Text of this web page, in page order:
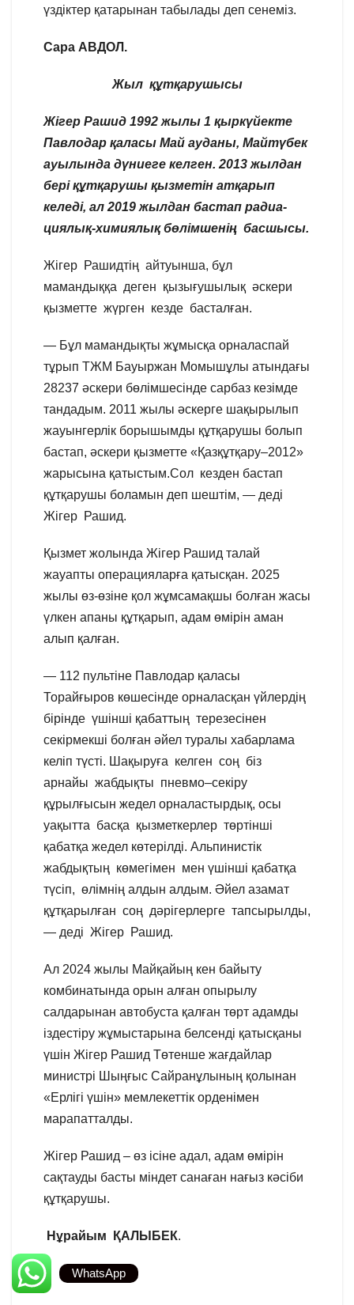
үздіктер қатарынан табылады деп сенеміз.
Сара АВДОЛ.
Жыл құтқарушысы
Жігер Рашид 1992 жылы 1 қыркүйекте
Павлодар қаласы Май ауданы, Майтүбек
ауылында дүниеге келген. 2013 жылдан
бері құтқарушы қызметін атқарып
келеді, ал 2019 жылдан бастап радиа-
циялық-химиялық бөлімшенің басшысы.
Жігер Рашидтің айтуынша, бұл
мамандыққа деген қызығушылық әскери
қызметте жүрген кезде басталған.
— Бұл мамандықты жұмысқа орналаспай
тұрып ТЖМ Бауыржан Момышұлы атындағы
28237 әскери бөлімшесінде сарбаз кезімде
тандадым. 2011 жылы әскерге шақырылып
жауынгерлік борышымды құтқарушы болып
бастап, әскери қызметте «Қазқұтқару–2012»
жарысына қатыстым.Сол кезден бастап
құтқарушы боламын деп шештім, — деді
Жігер Рашид.
Қызмет жолында Жігер Рашид талай
жауапты операцияларға қатысқан. 2025
жылы өз-өзіне қол жұмсамақшы болған жасы
үлкен апаны құтқарып, адам өмірін аман
алып қалған.
— 112 пультіне Павлодар қаласы
Торайғыров көшесінде орналасқан үйлердің
бірінде үшінші қабаттың терезесінен
секірмекші болған әйел туралы хабарлама
келіп түсті. Шақыруға келген соң біз
арнайы жабдықты пневмо–секіру
құрылғысын жедел орналастырдық, осы
уақытта басқа қызметкерлер төртінші
қабатқа жедел көтерілді. Альпинистік
жабдықтың көмегімен мен үшінші қабатқа
түсіп, өлімнің алдын алдым. Әйел азамат
құтқарылған соң дәрігерлерге тапсырылды,
— деді Жігер Рашид.
Ал 2024 жылы Майқайың кен байыту
комбинатында орын алған опырылу
салдарынан автобуста қалған төрт адамды
іздестіру жұмыстарына белсенді қатысқаны
үшін Жігер Рашид Төтенше жағдайлар
министрі Шыңғыс Сайранұлының қолынан
«Ерлігі үшін» мемлекеттік орденімен
марапатталды.
Жігер Рашид – өз ісіне адал, адам өмірін
сақтауды басты міндет санаған нағыз кәсіби
құтқарушы.
Нұрайым ҚАЛЫБЕК.
WhatsApp